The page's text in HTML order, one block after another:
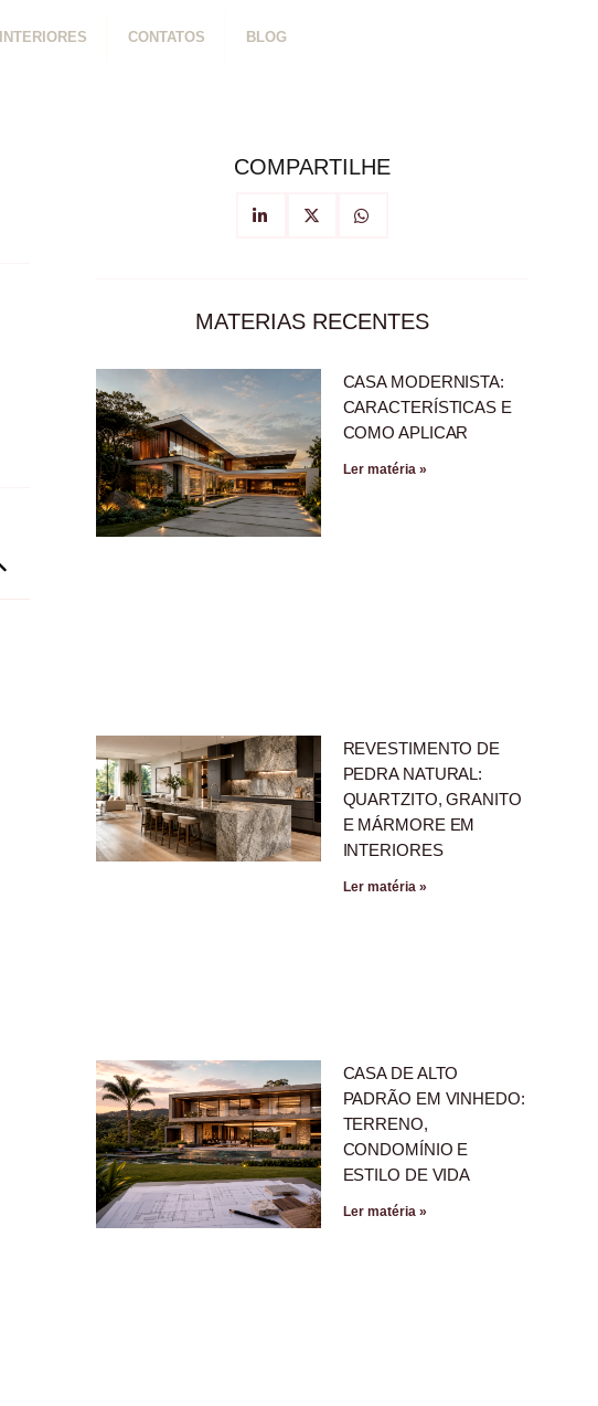
INTERIORES CONTATOS BLOG
COMPARTILHE
MATERIAS RECENTES
CASA MODERNISTA:
CARACTERÍSTICAS E
COMO APLICAR
Ler matéria »
REVESTIMENTO DE
PEDRA NATURAL:
QUARTZITO, GRANITO
E MÁRMORE EM
INTERIORES
Ler matéria »
CASA DE ALTO
PADRÃO EM VINHEDO:
TERRENO,
CONDOMÍNIO E
ESTILO DE VIDA
Ler matéria »